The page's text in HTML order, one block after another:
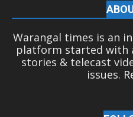
Warangal times is an
platform started with
stories & telecast
issues.